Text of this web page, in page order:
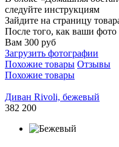
следуйте инструкциям
Зайдите на страницу
После того, как ваши
Вам 300 руб
Загрузить фотографии
Похожие товары Отзывы
Похожие товары
Диван Rivoli, бежевый
382 200